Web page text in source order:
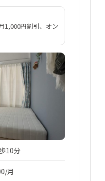
1,000円割引、オン
10分
月